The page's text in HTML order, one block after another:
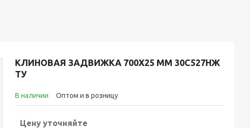
КЛИНОВАЯ ЗАДВИЖКА 700X25 ММ 30С527НЖ
ТУ
В наличии Оптом и в розницу
Цену уточняйте